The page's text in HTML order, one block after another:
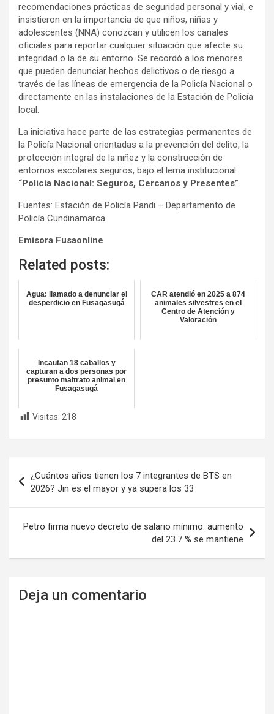
recomendaciones prácticas de seguridad personal y vial, e
insistieron en la importancia de que niños, niñas y
adolescentes (NNA) conozcan y utilicen los canales
oficiales para reportar cualquier situación que afecte su
integridad o la de su entorno. Se recordó a los menores
que pueden denunciar hechos delictivos o de riesgo a
través de las líneas de emergencia de la Policía Nacional o
directamente en las instalaciones de la Estación de Policía
local.
La iniciativa hace parte de las estrategias permanentes de
la Policía Nacional orientadas a la prevención del delito, la
protección integral de la niñez y la construcción de
entornos escolares seguros, bajo el lema institucional
“Policía Nacional: Seguros, Cercanos y Presentes”.
Fuentes: Estación de Policía Pandi – Departamento de
Policía Cundinamarca.
Emisora Fusaonline
Related posts:
Agua: llamado a denunciar el
desperdicio en Fusagasugá
CAR atendió en 2025 a 874
animales silvestres en el
Centro de Atención y
Valoración
Incautan 18 caballos y
capturan a dos personas por
presunto maltrato animal en
Fusagasugá
Visitas: 218
de
entradas
¿Cuántos años tienen los 7 integrantes de BTS en
2026? Jin es el mayor y ya supera los 33
Petro firma nuevo decreto de salario mínimo: aumento
del 23.7 % se mantiene
Deja un comentario